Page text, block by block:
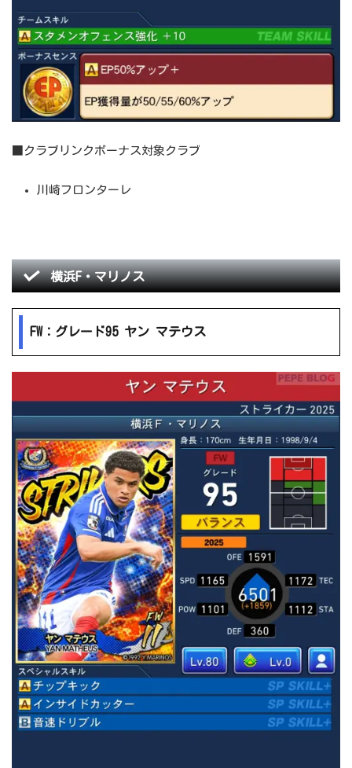
■クラブリンクボーナス対象クラブ
川崎フロンターレ
横浜F・マリノス
FW：グレード95 ヤン マテウス